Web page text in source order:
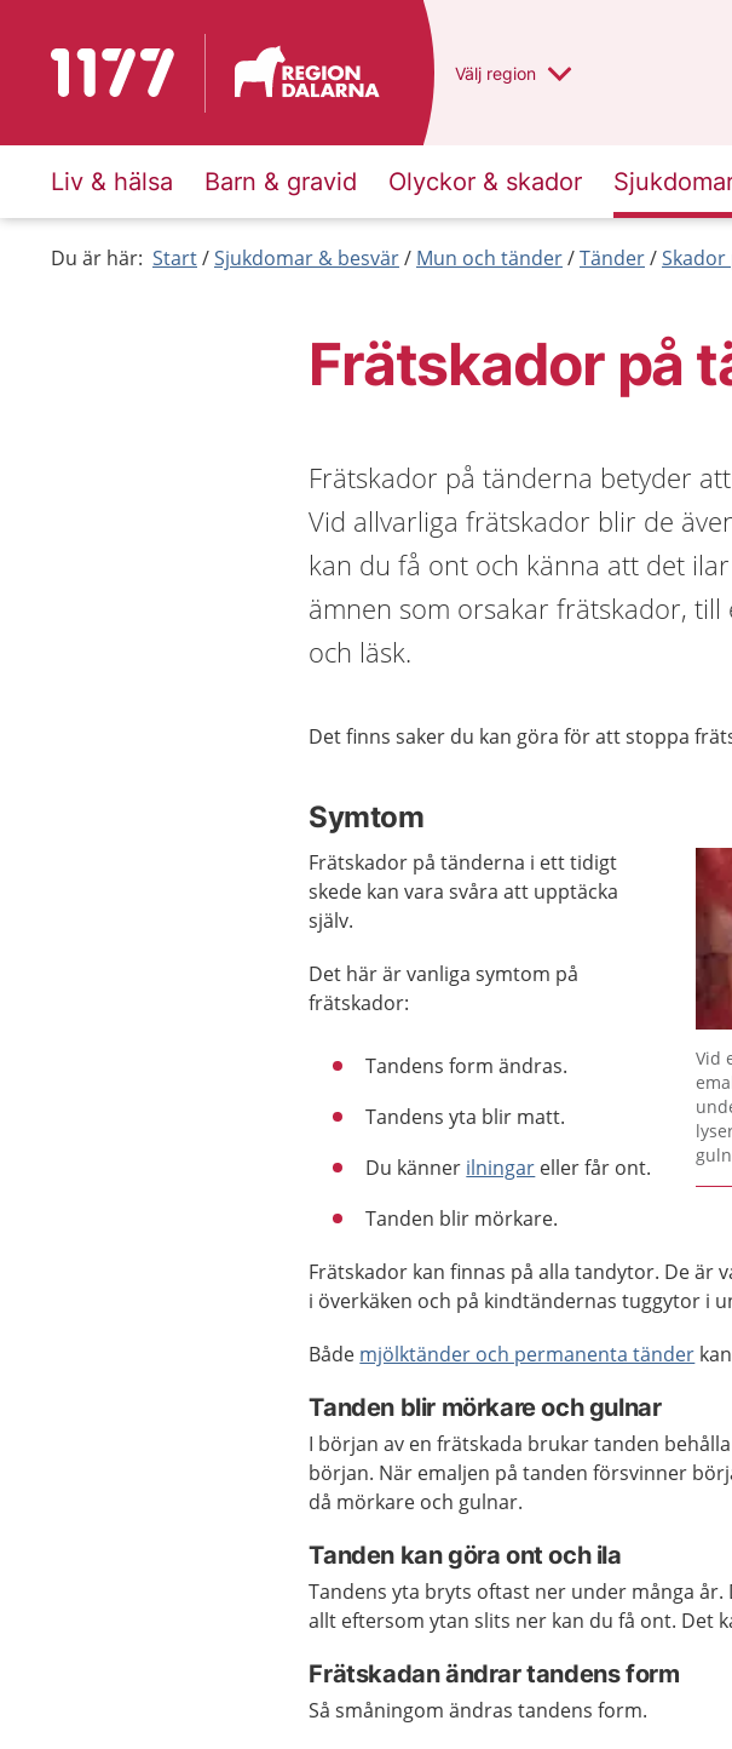
Till startsidan för 1177 Du har valt region
Välj en annan
region
Liv & hälsa Barn & gravid Olyckor & skador
Du är här: Start Sjukdomar & besvär Mun och tänder Tänder
Frätskador på
Frätskador på tänderna betyder
Vid allvarliga frätskador blir de
kan du få ont och känna att det
ämnen som orsakar frätskador, till
och läsk.
Det finns saker du kan göra för att stoppa
Symtom
Vid
Frätskador på tänderna i ett tidigt
skede kan vara svåra att upptäcka
själv.
Det här är vanliga symtom på
frätskador:
Tandens form ändras.
Tandens yta blir matt.
Du känner ilningar eller får ont.
Tanden blir mörkare.
Frätskador kan finnas på alla tandytor. De är
i överkäken och på kindtändernas tuggytor i
Både mjölktänder och permanenta tänder
Tanden blir mörkare och gulnar
I början av en frätskada brukar tanden
början. När emaljen på tanden försvinner
då mörkare och gulnar.
Tanden kan göra ont och ila
Tandens yta bryts oftast ner under många
allt eftersom ytan slits ner kan du få ont. Det
Frätskadan ändrar tandens form
Så småningom ändras tandens form.